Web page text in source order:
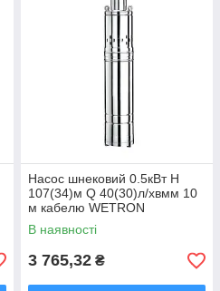
Насос шнековий 0.5кВт H
107(34)м Q 40(30)л/хвмм 10
м кабелю WETRON
4QGDMM1.8-50-0.5 (778232)
В наявності
3 765,32 ₴